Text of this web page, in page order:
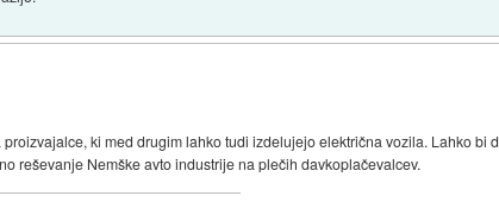
ki med drugim lahko tudi izdelujejo električna vozila. Lahko bi
reševanje Nemške avto industrije na plečih davkoplačevalcev.